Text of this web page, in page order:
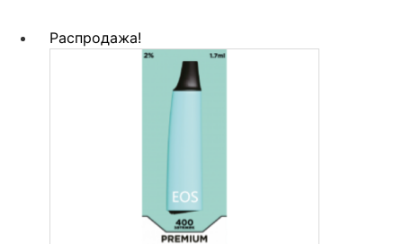
составляла
580,00 ₽.
Распродажа!